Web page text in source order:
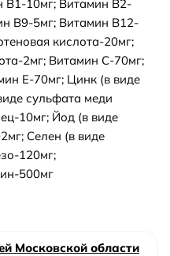
В1-10мг; Витамин В2-
В9-5мг; Витамин В12-
кислота-20мг;
2мг; Витамин C-70мг;
Е-70мг; Цинк (в виде
сульфата меди
10мг; Йод (в виде
Селен (в виде
120мг;
500мг
Московской области